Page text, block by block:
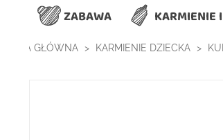
ZABAWA KARMIENIE
GŁÓWNA KARMIENIE DZIECKA